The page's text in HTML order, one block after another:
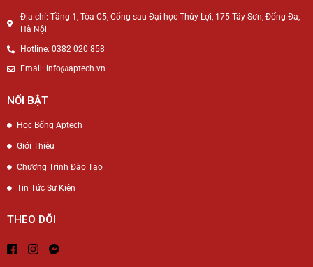
Địa chỉ: Tầng 1, Tòa C5, Cổng sau Đại học Thủy Lợi, 175 Tây Sơn, Đống Đa,
Hà Nội
Hotline: 0382 020 858
Email: info@aptech.vn
NỔI BẬT
Học Bổng Aptech
Giới Thiệu
Chương Trình Đào Tạo
Tin Tức Sự Kiện
THEO DÕI